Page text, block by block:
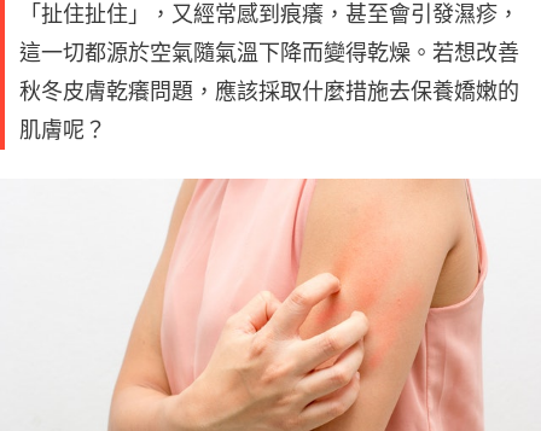
「扯住扯住」，又經常感到痕癢，甚至會引發濕疹，
這一切都源於空氣隨氣溫下降而變得乾燥。若想改善
秋冬皮膚乾癢問題，應該採取什麼措施去保養嬌嫩的
肌膚呢？